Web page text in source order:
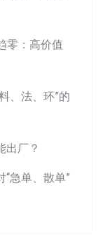
零：高价值
、法、环”的
出厂？
急单、散单”